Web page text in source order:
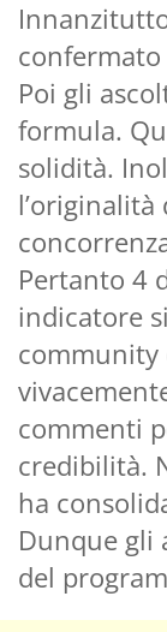
confermato
Poi gli
formula.
solidità.
Pertanto 4
indicatore
community
commenti
credibilità.
ha
Dunque gli
del